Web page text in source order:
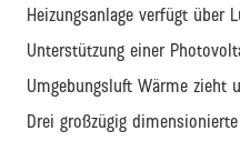
Heizungsanlage verfügt über
Unterstützung einer
Umgebungsluft Wärme zieht
Drei großzügig